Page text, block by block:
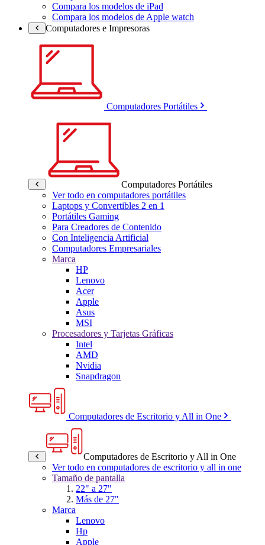
Compara los modelos de iPad
Compara los modelos de Apple watch
Computadores e Impresoras
Computadores Portátiles
Computadores Portátiles
Ver todo en computadores portátiles
Laptops y Convertibles 2 en 1
Portátiles Gaming
Para Creadores de Contenido
Con Inteligencia Artificial
Computadores Empresariales
Marca
HP
Lenovo
Acer
Apple
Asus
MSI
Procesadores y Tarjetas Gráficas
Intel
AMD
Nvidia
Snapdragon
Computadores de Escritorio y All in One
Computadores de Escritorio y All in One
Ver todo en computadores de escritorio y all in one
Tamaño de pantalla
22" a 27"
Más de 27"
Marca
Lenovo
Hp
Apple